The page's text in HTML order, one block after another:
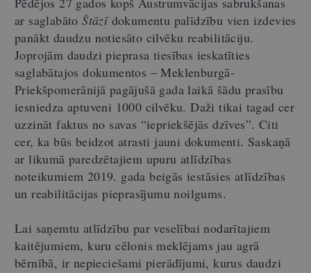
ar saglabātoŠtāzīdokumentu palīdzību vien izdevies
panākt daudzu notiesāto cilvēku reabilitāciju.
Joprojām daudzi pieprasa tiesības ieskatīties
saglabātajos dokumentos – Meklenburgā-
Priekšpomerānijā pagājušā gada laikā šādu prasību
iesniedza aptuveni 1000 cilvēku. Daži tikai tagad cer
uzzināt faktus no savas “iepriekšējās dzīves”. Citi
cer, ka būs beidzot atrasti jauni dokumenti. Saskaņā
ar likumā paredzētajiem upuru atlīdzības
noteikumiem 2019. gada beigās iestāsies atlīdzības
un reabilitācijas pieprasījumu noilgums.
Lai saņemtu atlīdzību par veselībai nodarītajiem
kaitējumiem, kuru cēlonis meklējams jau agrā
bērnībā, ir nepieciešami pierādījumi, kurus daudzi